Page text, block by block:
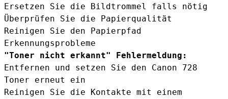
Ersetzen Sie die Bildtrommel falls nötig
Überprüfen Sie die Papierqualität
Reinigen Sie den Papierpfad
Erkennungsprobleme
"Toner nicht erkannt" Fehlermeldung:
Entfernen und setzen Sie den Canon 728
Toner erneut ein
Reinigen Sie die Kontakte mit einem